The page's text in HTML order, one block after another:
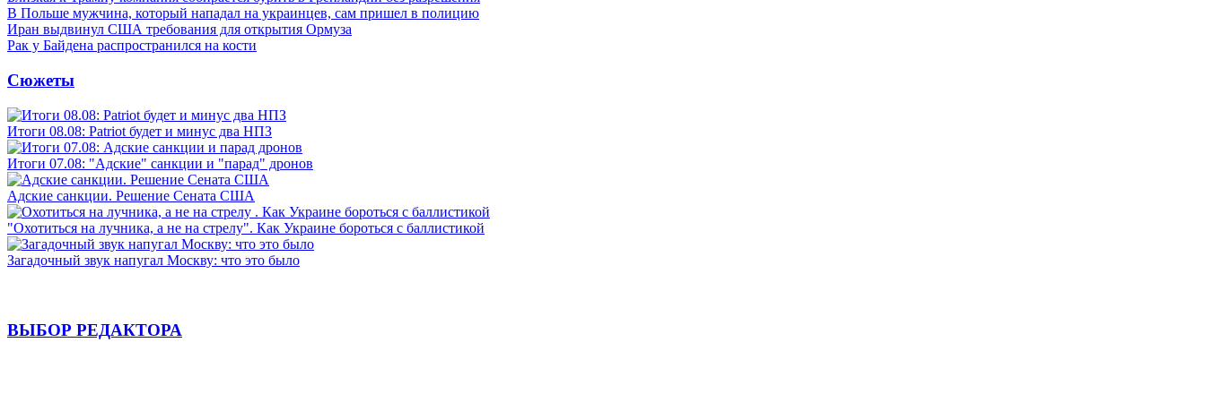
В Польше мужчина, который нападал на украинцев, сам пришел в полицию
Иран выдвинул США требования для открытия Ормуза
Рак у Байдена распространился на кости
Сюжеты
Итоги 08.08: Patriot будет и минус два НПЗ
Итоги 07.08: "Адские" санкции и "парад" дронов
Адские санкции. Решение Сената США
"Охотиться на лучника, а не на стрелу". Как Украине бороться с баллистикой
Загадочный звук напугал Москву: что это было
ВЫБОР РЕДАКТОРА